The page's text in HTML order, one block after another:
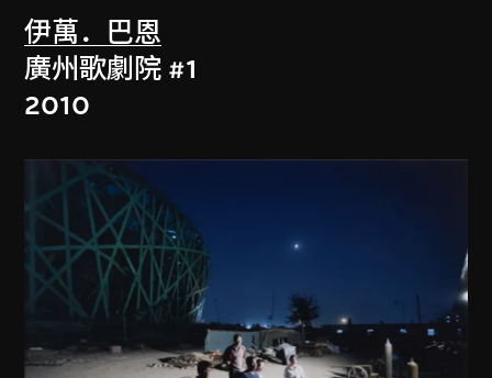
伊萬．巴恩
廣州歌劇院 #1
2010